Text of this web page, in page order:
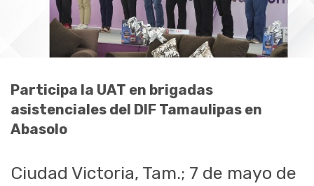
Participa la UAT en brigadas
asistenciales del DIF Tamaulipas en
Abasolo
Ciudad Victoria, Tam.; 7 de mayo de